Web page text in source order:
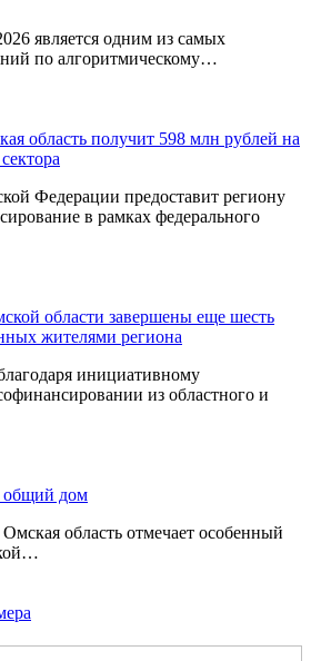
является одним из самых
по алгоритмическому…
область получит 598 млн рублей на
Федерации предоставит региону
в рамках федерального
области завершены еще шесть
жителями региона
инициативному
из областного и
общий дом
область отмечает особенный